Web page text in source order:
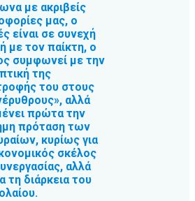
με ακριβείς
μας, ο
είναι σε συνεχή
με τον παίκτη, ο
συμφωνεί με την
της
του στους
αλλά
πρώτα την
πρόταση των
κυρίως για
σκέλος
αλλά
τη διάρκεια του